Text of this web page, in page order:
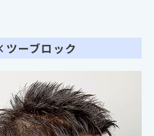
ーブロック